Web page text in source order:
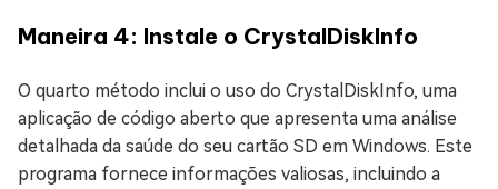
Maneira 4: Instale o CrystalDiskInfo
O quarto método inclui o uso do CrystalDiskInfo, uma
aplicação de código aberto que apresenta uma análise
detalhada da saúde do seu cartão SD em Windows. Este
programa fornece informações valiosas, incluindo a